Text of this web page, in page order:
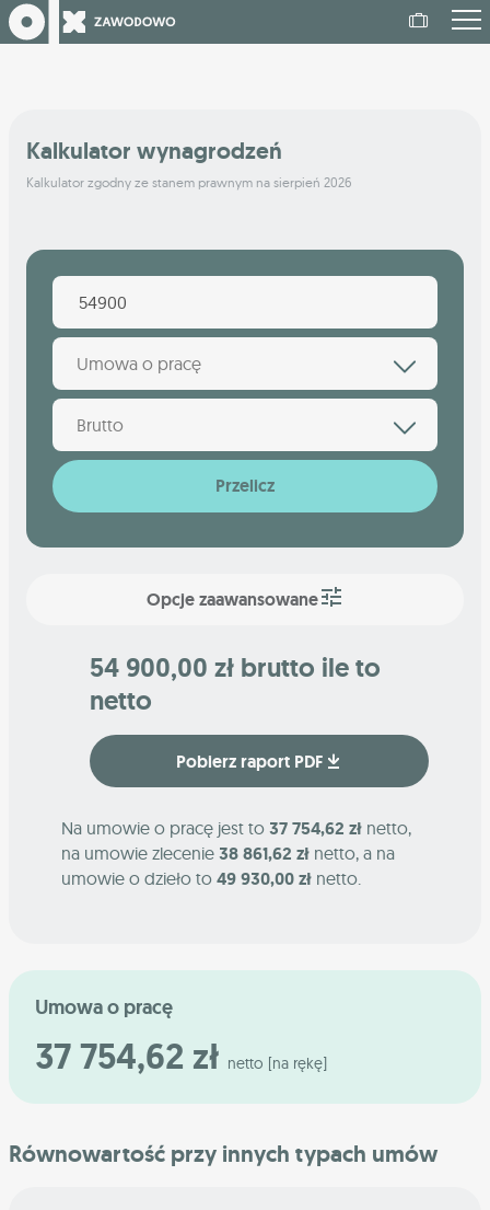
Kalkulator wynagrodzeń
Kalkulator zgodny ze stanem prawnym na sierpień 2026
Umowa o pracę
Brutto
Przelicz
Opcje zaawansowane
54 900,00 zł brutto ile to
netto
Pobierz raport PDF
Na umowie o pracę jest to 37 754,62 zł netto,
na umowie zlecenie 38 861,62 zł netto, a na
umowie o dzieło to 49 930,00 zł netto.
Umowa o pracę
37 754,62 zł netto [na rękę]
Równowartość przy innych typach umów